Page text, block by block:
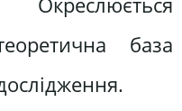
база